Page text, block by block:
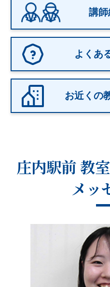
講
よくあ
お近くの
庄内駅前 教室
メッ